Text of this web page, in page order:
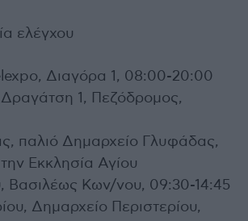
ελέγχου
Διαγόρα 1, 08:00-20:00
1, Πεζόδρομος,
παλιό Δημαρχείο Γλυφάδας,
Εκκλησία Αγίου
Βασιλέως Κων/νου, 09:30-14:45
Δημαρχείο Περιστερίου,